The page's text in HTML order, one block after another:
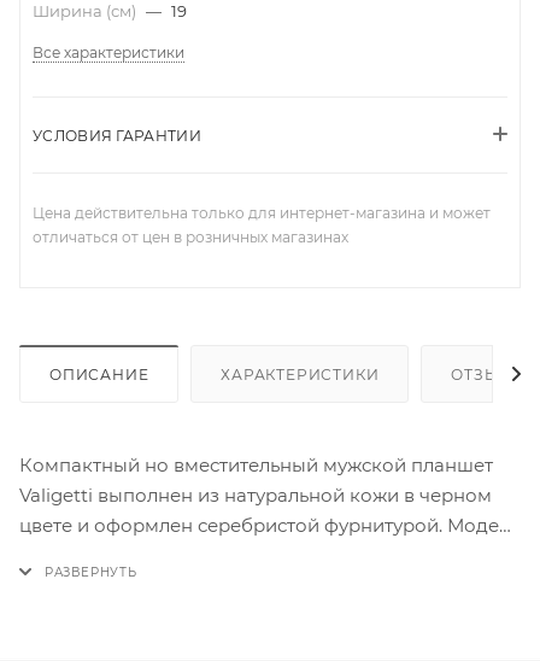
Ширина (см) — 19
Все характеристики
УСЛОВИЯ ГАРАНТИИ
Цена действительна только для интернет-магазина и может
отличаться от цен в розничных магазинах
ОПИСАНИЕ ХАРАКТЕРИСТИКИ ОТЗЫВЫ
Компактный но вместительный мужской планшет
Valigetti выполнен из натуральной кожи в черном
цвете и оформлен серебристой фурнитурой. Модель